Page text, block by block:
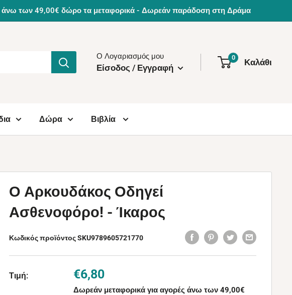
άνω των 49,00€ δώρο τα μεταφορικά - Δωρεάν παράδοση στη Δράμα
Ο Λογαριασμός μου
Είσοδος / Εγγραφή
0 Καλάθι
Δώρα Βιβλία
Ο Αρκουδάκος Οδηγεί
Ασθενοφόρο! - Ίκαρος
Κωδικός προϊόντος SKU9789605721770
Τιμή:
Τιμή
με
€6,80
Δωρεάν μεταφορικά για αγορές άνω των 49,00€